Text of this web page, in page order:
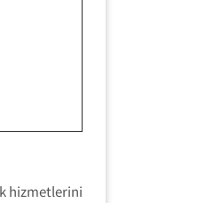
hizmetlerini